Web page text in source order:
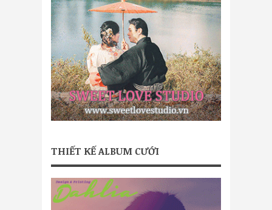
THIẾT KẾ ALBUM CƯỚI